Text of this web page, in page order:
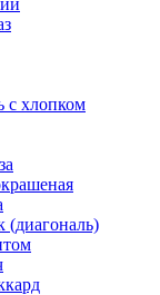
с хлопком
(диагональ)